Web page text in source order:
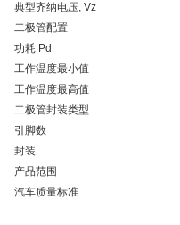
典型齐纳电压, Vz
二极管配置
功耗 Pd
工作温度最小值
工作温度最高值
二极管封装类型
引脚数
封装
产品范围
汽车质量标准